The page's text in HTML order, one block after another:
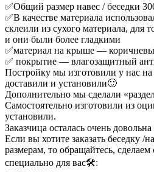
✅Общий размер навес / беседки
✅В качестве материала
склеили из сухого материала, для
и они были более гладкими
✅материал на крыше —
✅ покрытие — влагозащитный
Постройку мы изготовили у нас на
доставили и установили🙂
Дополнительно мы сделали
Самостоятельно изготовили из
установили.
Заказчица осталась очень
Если вы хотите заказать беседку /
размерам, то обращайтесь, сделаем
специально для вас🛠: